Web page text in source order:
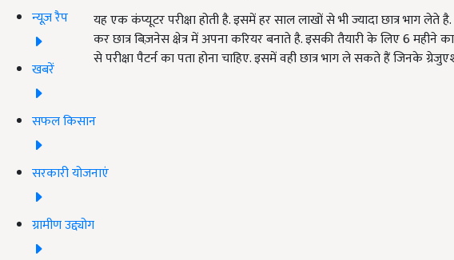
न्यूज़ रैप
खबरें
सफल किसान
सरकारी योजनाएं
ग्रामीण उद्द्योग
यह एक कंप्यूटर परीक्षा होती है. इसमें हर साल लाखों से भी ज्यादा छात्र भाग लेते
कर छात्र बिज़नेस क्षेत्र में अपना करियर बनाते है. इसकी तैयारी के लिए 6
से परीक्षा पैटर्न का पता होना चाहिए. इसमें वही छात्र भाग ले सकते हैं जिनके